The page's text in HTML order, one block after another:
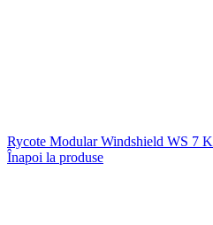
Rycote Modular Windshield WS 7
Înapoi la produse